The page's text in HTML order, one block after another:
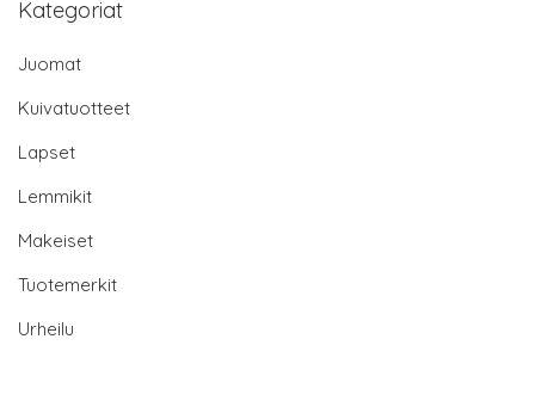
Kategoriat
Juomat
Kuivatuotteet
Lapset
Lemmikit
Makeiset
Tuotemerkit
Urheilu